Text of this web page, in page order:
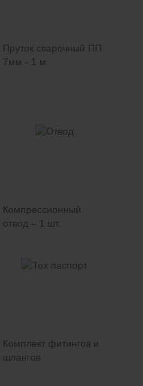
Пруток сварочный ПП
7мм - 1 м
Компрессионный
отвод – 1 шт.
Комплект фитингов и
шлангов